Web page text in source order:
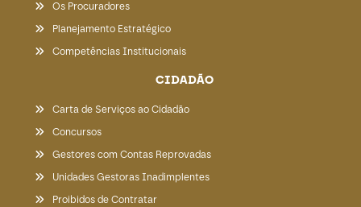
Os Procuradores
Planejamento Estratégico
Competências Institucionais
CIDADÃO
Carta de Serviços ao Cidadão
Concursos
Gestores com Contas Reprovadas
Unidades Gestoras Inadimplentes
Proibidos de Contratar